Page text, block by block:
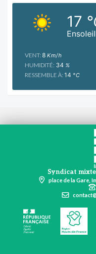
17
VENT: 8 Km/h
HUMIDITÉ: 34 %
RESSEMBLE À: 14 °C
Syndicat mixte
place de la Gare,